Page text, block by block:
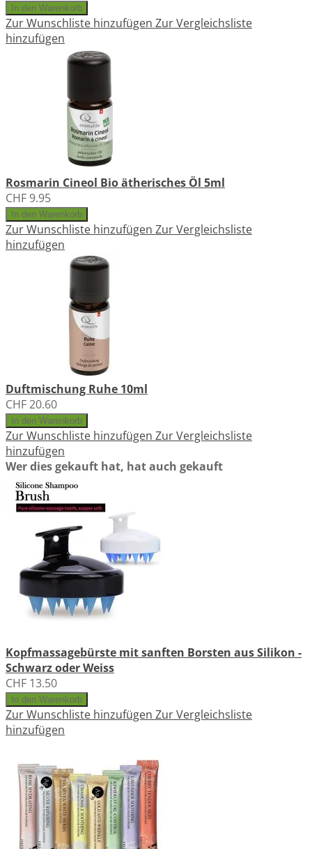
In den Warenkorb
Zur Wunschliste hinzufügen Zur Vergleichsliste
hinzufügen
Rosmarin Cineol Bio ätherisches Öl 5ml
CHF 9.95
In den Warenkorb
Zur Wunschliste hinzufügen Zur Vergleichsliste
hinzufügen
Duftmischung Ruhe 10ml
CHF 20.60
In den Warenkorb
Zur Wunschliste hinzufügen Zur Vergleichsliste
hinzufügen
Wer dies gekauft hat, hat auch gekauft
Kopfmassagebürste mit sanften Borsten aus Silikon -
Schwarz oder Weiss
CHF 13.50
In den Warenkorb
Zur Wunschliste hinzufügen Zur Vergleichsliste
hinzufügen